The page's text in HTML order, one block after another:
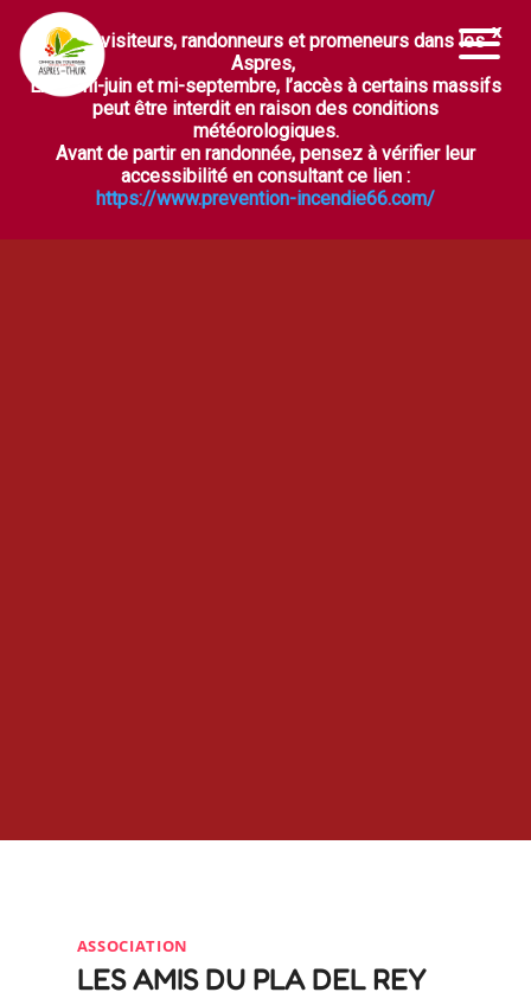
Ouvrir la barre d’outils
ASSOCIATION
LES AMIS DU PLA DEL REY
Chers visiteurs, randonneurs et promeneurs dans les
Aspres,
Entre mi-juin et mi-septembre, l’accès à certains massifs
peut être interdit en raison des conditions
météorologiques.
Avant de partir en randonnée, pensez à vérifier leur
accessibilité en consultant ce lien :
https://www.prevention-incendie66.com/